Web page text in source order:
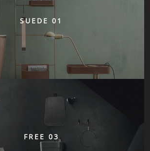
SUEDE 01
FREE 03